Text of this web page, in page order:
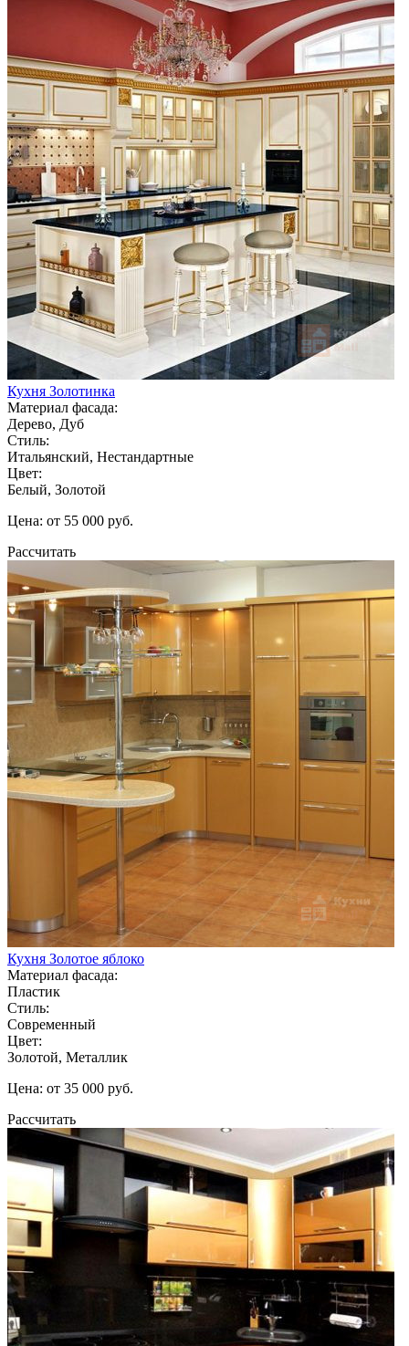
Кухня Золотинка
Материал фасада:
Дерево, Дуб
Стиль:
Итальянский, Нестандартные
Цвет:
Белый, Золотой
Цена: от 55 000 руб.
Рассчитать
Кухня Золотое яблоко
Материал фасада:
Пластик
Стиль:
Современный
Цвет:
Золотой, Металлик
Цена: от 35 000 руб.
Рассчитать